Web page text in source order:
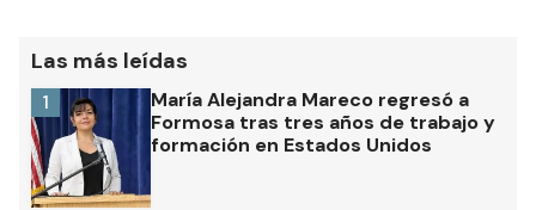
Las más leídas
María Alejandra Mareco regresó a
Formosa tras tres años de trabajo y
formación en Estados Unidos
1